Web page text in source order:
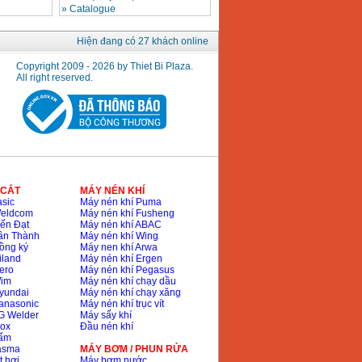
» Catalogue
Hiện đang có 27 khách online
Copyright 2009 - 2026 by Thiet Bi Plaza.
All right reserved.
Đạt
Thành
ký
Welder
MÁY NÉN KHÍ
Máy nén khí Puma
Máy nén khí Fusheng
Máy nén khí ABAC
Máy nén khí Wing
Máy nen khí Arwa
Máy nén khí Ergen
Máy nén khí Pegasus
Máy nén khí chạy dầu
Máy nén khí chạy xăng
Máy nén khí trục vít
Máy sấy khí
Đầu nén khí
MÁY BƠM / PHUN RỬA